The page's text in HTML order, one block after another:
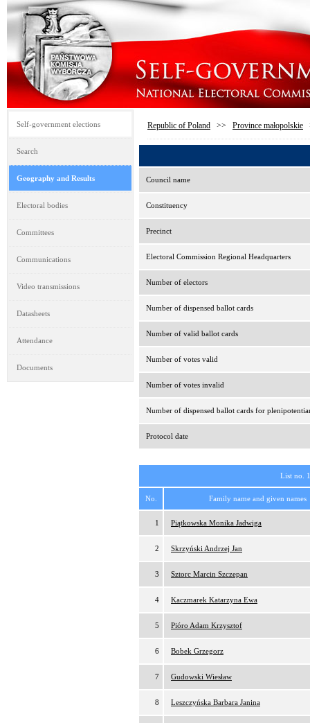
Self-government elections
Search
Geography and Results
Electoral bodies
Committees
Communications
Video transmissions
Datasheets
Attendance
Documents
Republic of Poland >> Province małopolskie
Council name
Constituency
Precinct
Electoral Commission Regional Headquarters
Number of electors
Number of dispensed ballot cards
Number of valid ballot cards
Number of votes valid
Number of votes invalid
Number of dispensed ballot cards for
Protocol date
List no.
No. Family name and given names
1 Piątkowska Monika Jadwiga
2 Skrzyński Andrzej Jan
3 Sztorc Marcin Szczepan
4 Kaczmarek Katarzyna Ewa
5 Pióro Adam Krzysztof
6 Bobek Grzegorz
7 Gudowski Wiesław
8 Leszczyńska Barbara Janina